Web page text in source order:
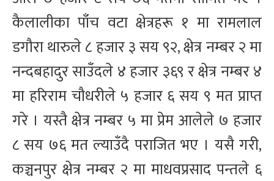
कैलालीका पाँच वटा क्षेत्रहरू १ मा रामलाल
डगौरा थारुले ८ हजार ३ सय ९२, क्षेत्र नम्बर २ मा
नन्दबहादुर साउँदले ४ हजार ३६९ र क्षेत्र नम्बर ४
मा हरिराम चौधरीले ५ हजार ६ सय ९ मत प्राप्त
गरे । यस्तै क्षेत्र नम्बर ५ मा प्रेम आलेले ७ हजार
८ सय ७६ मत ल्याउँदै पराजित भए । यसै गरी,
कञ्चनपुर क्षेत्र नम्बर २ मा माधवप्रसाद पन्तले ६